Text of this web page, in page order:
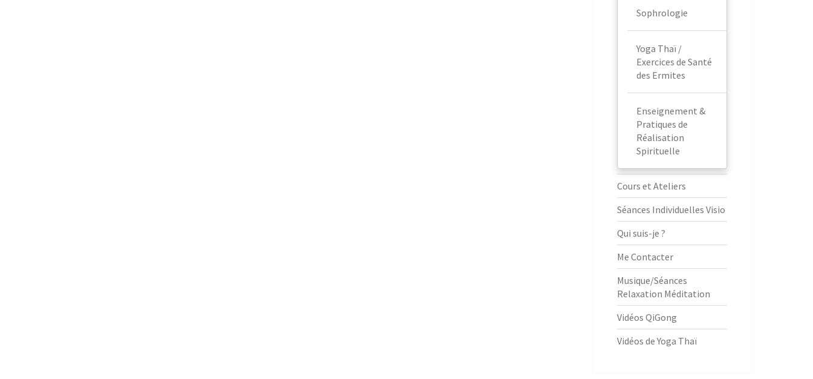
Sophrologie
Yoga Thaï /
Exercices de Santé
des Ermites
Enseignement &
Pratiques de
Réalisation
Spirituelle
Cours et Ateliers
Séances Individuelles Visio
Qui suis-je ?
Me Contacter
Musique/Séances
Relaxation Méditation
Vidéos QiGong
Vidéos de Yoga Thaï